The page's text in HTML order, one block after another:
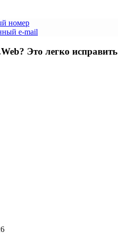
номер
e-mail
Это легко исправить